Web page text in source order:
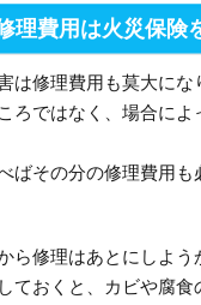
理費用は火災保険
は修理費用も莫大にな
ろではなく、場合に
ばその分の修理費用
ら修理はあとにしよ
ておくと、カビや腐食